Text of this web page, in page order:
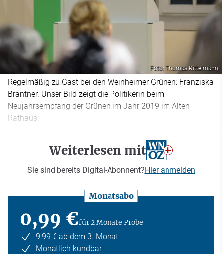
Foto: Thomas Rittelmann
Regelmäßig zu Gast bei den Weinheimer Grünen: Franziska
Brantner. Unser Bild zeigt die Politikerin beim
Neujahrsempfang der Grünen im Jahr 2019 im Alten
Rathaus.
Weiterlesen mit
Sie sind bereits Digital-Abonnent?Hier anmelden
Monatsabo
0,99 €für 2 Monate Probe
9,99 € ab dem 3. Monat
Monatlich kündbar